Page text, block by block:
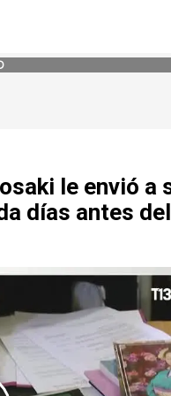
le envió a
días antes del